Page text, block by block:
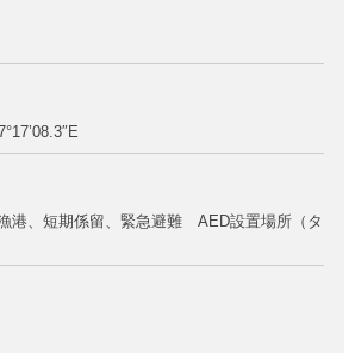
港、短期係留、緊急避難 AED設置場所（タ